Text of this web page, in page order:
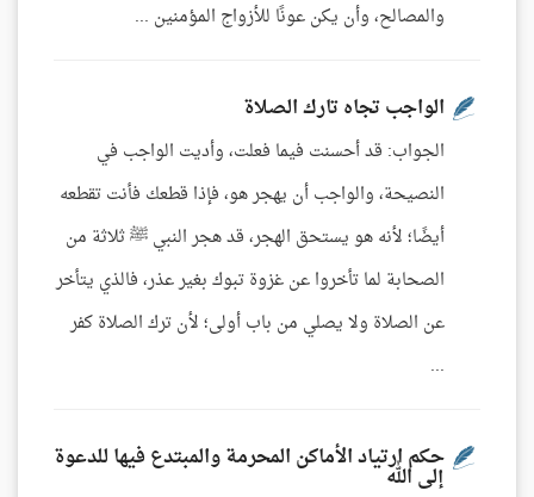
والمصالح، وأن يكن عونًا للأزواج المؤمنين ...
الواجب تجاه تارك الصلاة
الجواب: قد أحسنت فيما فعلت، وأديت الواجب في
النصيحة، والواجب أن يهجر هو، فإذا قطعك فأنت تقطعه
أيضًا؛ لأنه هو يستحق الهجر، قد هجر النبي ﷺ ثلاثة من
الصحابة لما تأخروا عن غزوة تبوك بغير عذر، فالذي يتأخر
عن الصلاة ولا يصلي من باب أولى؛ لأن ترك الصلاة كفر
...
حكم ارتياد الأماكن المحرمة والمبتدع فيها للدعوة
إلى الله